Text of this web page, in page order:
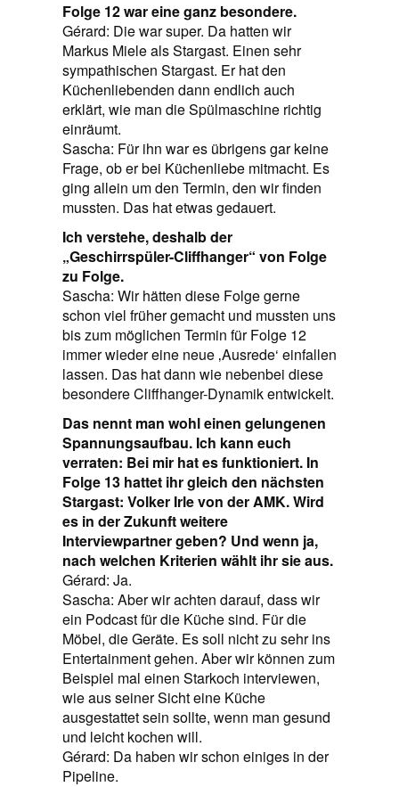
Folge 12 war eine ganz besondere.
Gérard: Die war super. Da hatten wir
Markus Miele als Stargast. Einen sehr
sympathischen Stargast. Er hat den
Küchenliebenden dann endlich auch
erklärt, wie man die Spülmaschine richtig
einräumt.
Sascha: Für ihn war es übrigens gar keine
Frage, ob er bei Küchenliebe mitmacht. Es
ging allein um den Termin, den wir finden
mussten. Das hat etwas gedauert.
Ich verstehe, deshalb der
„Geschirrspüler-Cliffhanger“ von Folge
zu Folge.
Sascha: Wir hätten diese Folge gerne
schon viel früher gemacht und mussten uns
bis zum möglichen Termin für Folge 12
immer wieder eine neue ‚Ausrede‘ einfallen
lassen. Das hat dann wie nebenbei diese
besondere Cliffhanger-Dynamik entwickelt.
Das nennt man wohl einen gelungenen
Spannungsaufbau. Ich kann euch
verraten: Bei mir hat es funktioniert. In
Folge 13 hattet ihr gleich den nächsten
Stargast: Volker Irle von der AMK. Wird
es in der Zukunft weitere
Interviewpartner geben? Und wenn ja,
nach welchen Kriterien wählt ihr sie aus.
Gérard: Ja.
Sascha: Aber wir achten darauf, dass wir
ein Podcast für die Küche sind. Für die
Möbel, die Geräte. Es soll nicht zu sehr ins
Entertainment gehen. Aber wir können zum
Beispiel mal einen Starkoch interviewen,
wie aus seiner Sicht eine Küche
ausgestattet sein sollte, wenn man gesund
und leicht kochen will.
Gérard: Da haben wir schon einiges in der
Pipeline.